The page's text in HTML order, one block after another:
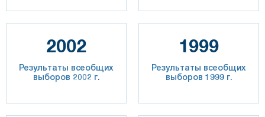
2002
Результаты всеобщих
выборов 2002 г.
1999
Результаты всеобщих
выборов 1999 г.